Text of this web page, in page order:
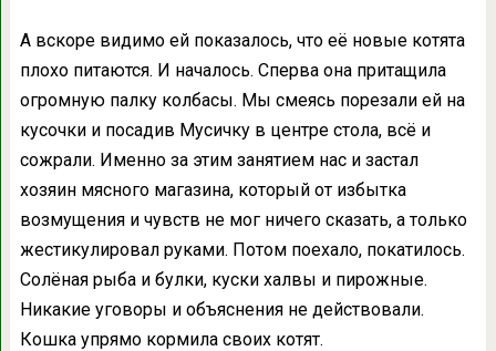
А вскоре видимо ей показалось, что её новые котята
плохо питаются. И началось. Сперва она притащила
огромную палку колбасы. Мы смеясь порезали ей на
кусочки и посадив Мусичку в центре стола, всё и
сожрали. Именно за этим занятием нас и застал
хозяин мясного магазина, который от избытка
возмущения и чувств не мог ничего сказать, а только
жестикулировал руками. Потом поехало, покатилось.
Солёная рыба и булки, куски халвы и пирожные.
Никакие уговоры и объяснения не действовали.
Кошка упрямо кормила своих котят.